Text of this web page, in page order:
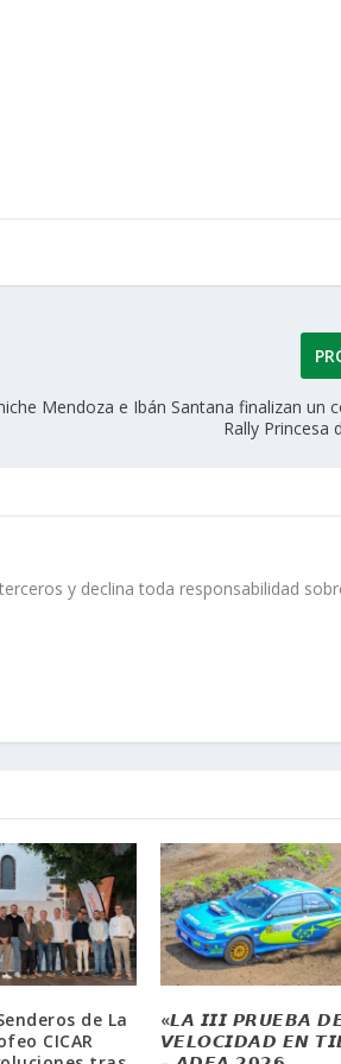
Mendoza e Ibán Santana finalizan un
Rally Princesa
y declina toda responsabilidad
de La
CICAR
«𝙇𝘼 𝙄𝙄𝙄 𝙋𝙍𝙐𝙀𝘽𝘼
𝙑𝙀𝙇𝙊𝘾𝙄𝘿𝘼𝘿 𝙀𝙉